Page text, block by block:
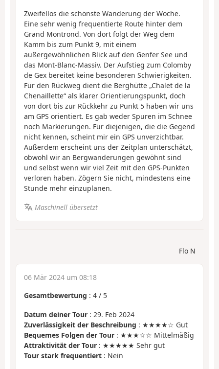
Zweifellos die schönste Wanderung der Woche.
Eine sehr wenig frequentierte Route hinter dem
Grand Montrond. Von dort folgt der Weg dem
Kamm bis zum Punkt 9, mit einem
außergewöhnlichen Blick auf den Genfer See und
das Mont-Blanc-Massiv. Der Aufstieg zum Colomby
de Gex bereitet keine besonderen Schwierigkeiten.
Für den Rückweg dient die Berghütte „Chalet de la
Chenaillette“ als klarer Orientierungspunkt, doch
von dort bis zur Rückkehr zu Punkt 5 haben wir uns
am GPS orientiert. Es gab weder Spuren im Schnee
noch Markierungen. Für diejenigen, die die Gegend
nicht kennen, scheint mir ein GPS unverzichtbar.
Außerdem erscheint uns der Zeitplan unterschätzt,
obwohl wir an Bergwanderungen gewöhnt sind
und selbst wenn wir viel Zeit mit den GPS-Punkten
verloren haben. Zögern Sie nicht, mindestens eine
Stunde mehr einzuplanen.
Maschinell übersetzt
Flo N
06 Mär 2024 um 08:18
Gesamtbewertung : 4 / 5
Datum deiner Tour : 29. Feb 2024
Zuverlässigkeit der Beschreibung : ★★★★☆ Gut
Bequemes Folgen der Tour : ★★★☆☆ Mittelmäßig
Attraktivität der Tour : ★★★★★ Sehr gut
Tour stark frequentiert : Nein